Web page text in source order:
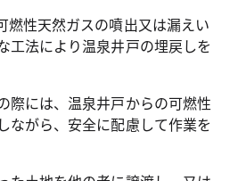
性天然ガスの噴出又は漏えい
工法により温泉井戸の埋戻しを
には、温泉井戸からの可燃性
ながら、安全に配慮して作業を